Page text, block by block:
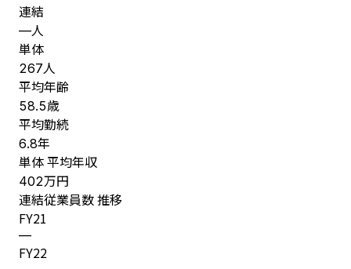
連結
—人
単体
267人
平均年齢
58.5歳
平均勤続
6.8年
単体 平均年収
402万円
連結従業員数 推移
FY21
—
FY22